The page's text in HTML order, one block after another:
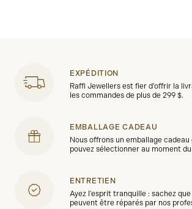
EXPÉDITION
Raffi Jewellers est fier d'offrir la
les commandes de plus de 299 $.
EMBALLAGE CADEAU
Nous offrons un emballage
pouvez sélectionner au moment
ENTRETIEN
Ayez l'esprit tranquille : sachez
peuvent être réparés par nos